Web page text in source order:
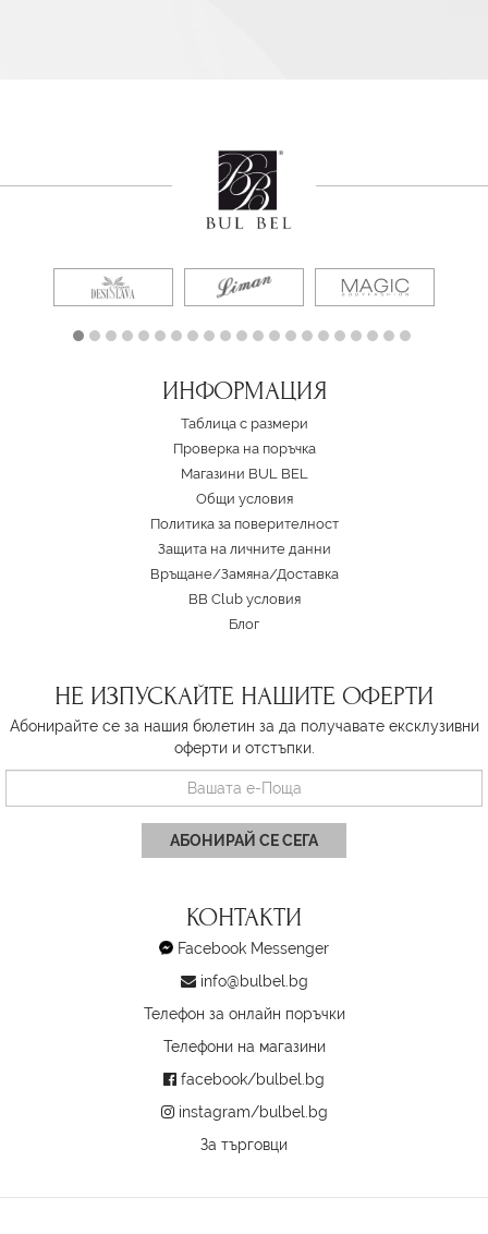
ИНФОРМАЦИЯ
Таблица с размери
Проверка на поръчка
Магазини BUL BEL
Oбщи условия
Политика за поверителност
Защита на личните данни
Връщане/Замяна/Доставка
BB Club условия
Блог
НЕ ИЗПУСКАЙТЕ НАШИТЕ ОФЕРТИ
Абонирайте се за нашия бюлетин за да получавате ексклузивни
оферти и отстъпки.
АБОНИРАЙ СЕ СЕГА
КОНТАКТИ
Facebook Messenger
info@bulbel.bg
Телефон за онлайн поръчки
Телефони на магазини
facebook/bulbel.bg
instagram/bulbel.bg
За търговци